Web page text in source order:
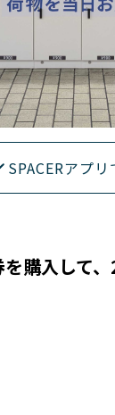
SPACERアプ
購入して